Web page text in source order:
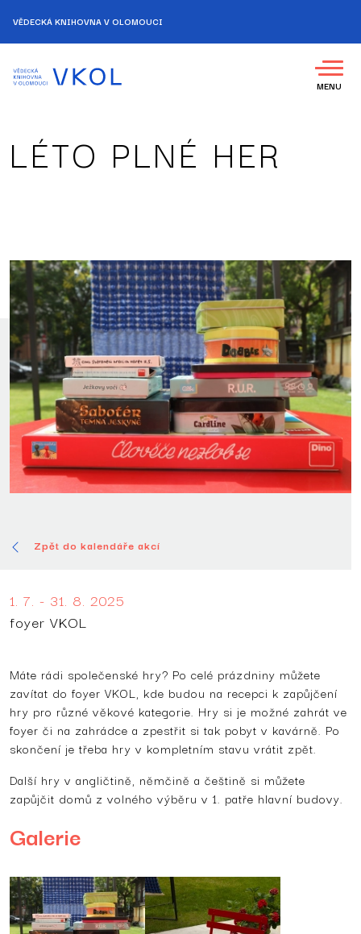
VĚDECKÁ KNIHOVNA V OLOMOUCI
MENU
LÉTO PLNÉ HER
Zpět do kalendáře akcí
1. 7. - 31. 8. 2025
foyer VKOL
Máte rádi společenské hry? Po celé prázdniny můžete
zavítat do foyer VKOL, kde budou na recepci k zapůjčení
hry pro různé věkové kategorie. Hry si je možné zahrát ve
foyer či na zahrádce a zpestřit si tak pobyt v kavárně. Po
skončení je třeba hry v kompletním stavu vrátit zpět.
Další hry v angličtině, němčině a češtině si můžete
zapůjčit domů z volného výběru v 1. patře hlavní budovy.
Galerie